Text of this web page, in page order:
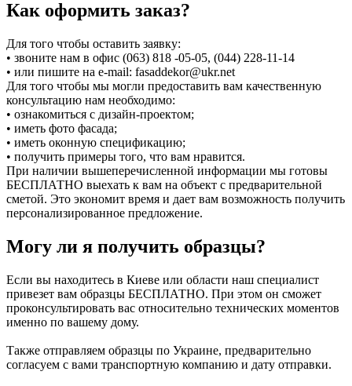
Как оформить заказ?
Для того чтобы оставить заявку:
• звоните нам в офис (063) 818 -05-05, (044) 228-11-14
• или пишите на e-mail: fasaddekor@ukr.net
Для того чтобы мы могли предоставить вам качественную
консультацию нам необходимо:
• ознакомиться с дизайн-проектом;
• иметь фото фасада;
• иметь оконную спецификацию;
• получить примеры того, что вам нравится.
При наличии вышеперечисленной информации мы готовы
БЕСПЛАТНО выехать к вам на объект с предварительной
сметой. Это экономит время и дает вам возможность получить
персонализированное предложение.
Могу ли я получить образцы?
Если вы находитесь в Киеве или области наш специалист
привезет вам образцы БЕСПЛАТНО. При этом он сможет
проконсультировать вас относительно технических моментов
именно по вашему дому.
Также отправляем образцы по Украине, предварительно
согласуем с вами транспортную компанию и дату отправки.